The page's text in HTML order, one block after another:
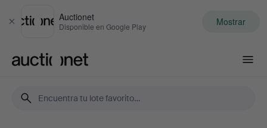
Cerrar
Auctionet
Disponible en Google Play Mostrar